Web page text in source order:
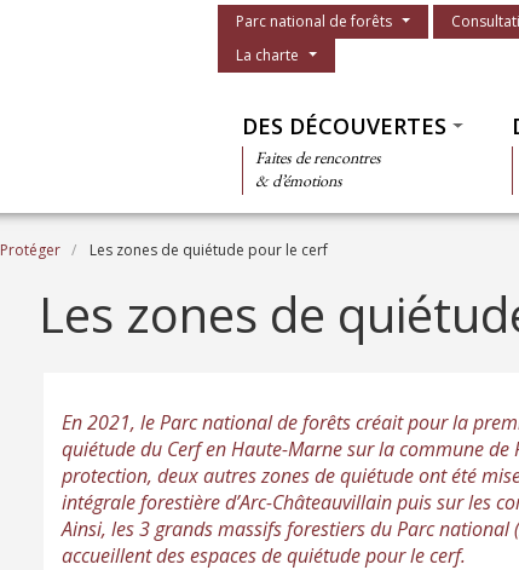
Menu du parc
Parc national de forêts
La charte
DES DÉCOUVERTES
Faites de rencontres
& d’émotions
Protéger Les zones de quiétude pour le cerf
Les zones de
En 2021, le Parc national de forêts créait pour la
quiétude du Cerf en Haute-Marne sur la commune de
protection, deux autres zones de quiétude ont été
intégrale forestière d’Arc-Châteauvillain puis sur les
Ainsi, les 3 grands massifs forestiers du Parc
accueillent des espaces de quiétude pour le cerf.